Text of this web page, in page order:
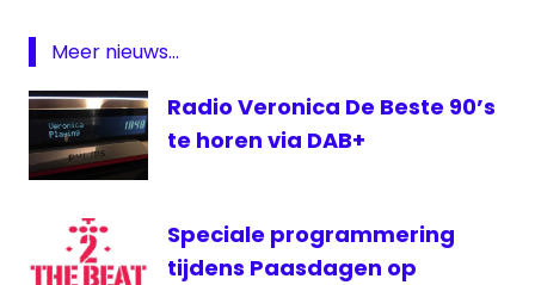
Studio
Tijdloze
VRT
Vuurland
Meer nieuws...
Radio Veronica De Beste 90’s
te horen via DAB+
Speciale programmering
tijdens Paasdagen op